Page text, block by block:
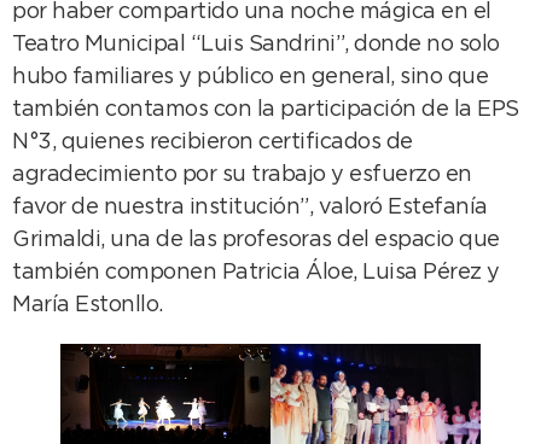
por haber compartido una noche mágica en el
Teatro Municipal “Luis Sandrini”, donde no solo
hubo familiares y público en general, sino que
también contamos con la participación de la EPS
N°3, quienes recibieron certificados de
agradecimiento por su trabajo y esfuerzo en
favor de nuestra institución”, valoró Estefanía
Grimaldi, una de las profesoras del espacio que
también componen Patricia Áloe, Luisa Pérez y
María Estonllo.